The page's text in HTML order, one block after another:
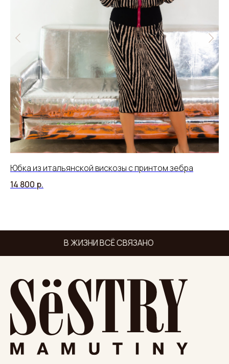
Юбка из итальянской вискозы с принтом зебра
14 800 р.
В ЖИЗНИ ВСЁ СВЯЗАНО